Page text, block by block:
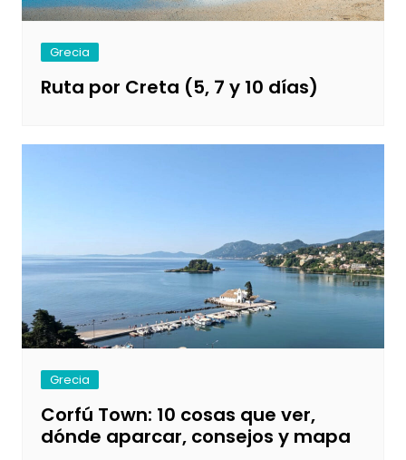
Grecia
Ruta por Creta (5, 7 y 10 días)
Grecia
Corfú Town: 10 cosas que ver,
dónde aparcar, consejos y mapa